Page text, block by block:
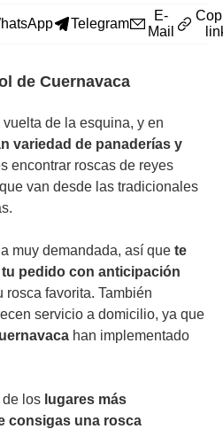
Telegram
E-
Mail
de Cuernavaca
vuelta de la esquina, y en
variedad de panaderías y
encontrar roscas de reyes
van desde las tradicionales
muy demandada, así que te
pedido con anticipación
rosca favorita. También
servicio a domicilio, ya que
han implementado
los lugares más
consigas una rosca